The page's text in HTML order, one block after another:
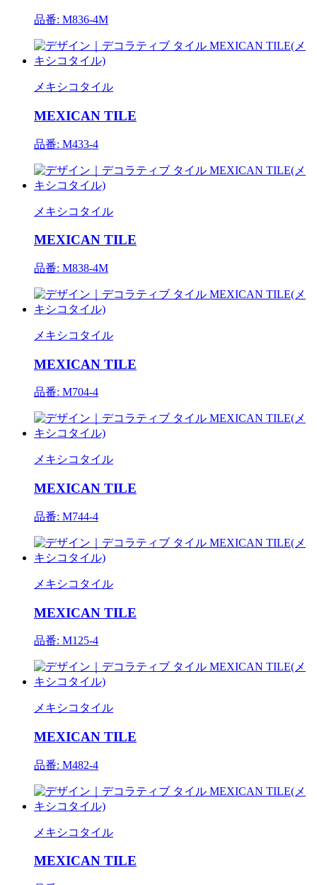
品番: M836-4M
メキシコタイル
MEXICAN TILE
品番: M433-4
メキシコタイル
MEXICAN TILE
品番: M838-4M
メキシコタイル
MEXICAN TILE
品番: M704-4
メキシコタイル
MEXICAN TILE
品番: M744-4
メキシコタイル
MEXICAN TILE
品番: M125-4
メキシコタイル
MEXICAN TILE
品番: M482-4
メキシコタイル
MEXICAN TILE